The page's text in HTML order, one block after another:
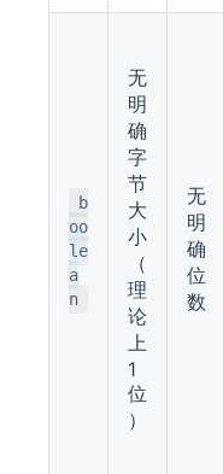
b
oo
le
a
n
无
明
确
字
节
大
小
（
理
论
上
1
位
）
无
明
确
位
数